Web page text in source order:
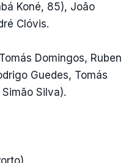
Koné, 85), João
Clóvis.
Domingos, Ruben
Guedes, Tomás
Silva).